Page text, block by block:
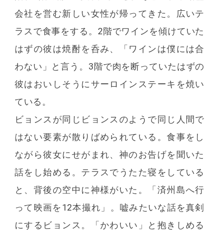
会社を営む新しい女性が帰ってきた。広いテ
ラスで食事をする。2階でワインを傾けていた
はずの彼は焼酎を呑み、「ワインは僕には合
わない」と言う。3階で肉を断っていたはずの
彼はおいしそうにサーロインステーキを焼い
ている。
ビョンスが同じビョンスのようで同じ人間で
はない要素が散りばめられている。食事をし
ながら彼女にせがまれ、神のお告げを聞いた
話をし始める。テラスでうたた寝をしている
と、背後の空中に神様がいた。「済州島へ行
って映画を12本撮れ」。嘘みたいな話を真剣
にするビョンス。「かわいい」と抱きしめる